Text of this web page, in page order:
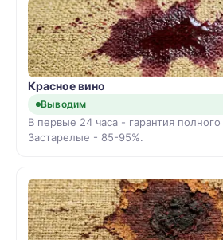
Красное вино
Выводим
В первые 24 часа - гарантия
Застарелые - 85-95%.